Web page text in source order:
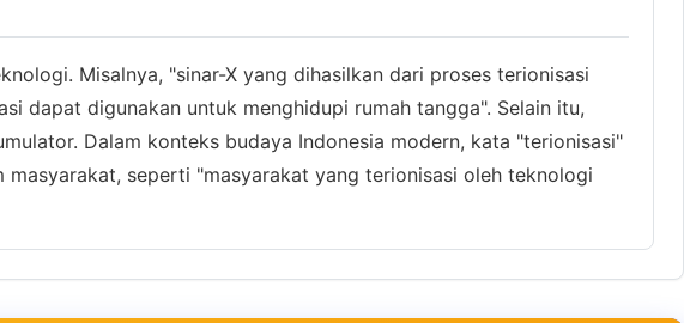
Misalnya, "sinar-X yang dihasilkan dari proses terionisasi
dapat digunakan untuk menghidupi rumah tangga". Selain itu,
Dalam konteks budaya Indonesia modern, kata "terionisasi"
seperti "masyarakat yang terionisasi oleh teknologi